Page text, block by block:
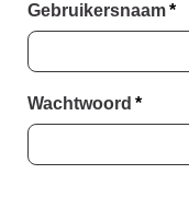
Gebruikersnaam*
Wachtwoord *